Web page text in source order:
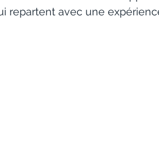
repartent avec une